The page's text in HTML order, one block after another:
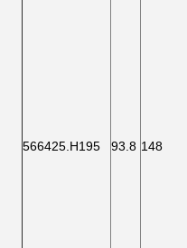
566425.H195 93.8 148